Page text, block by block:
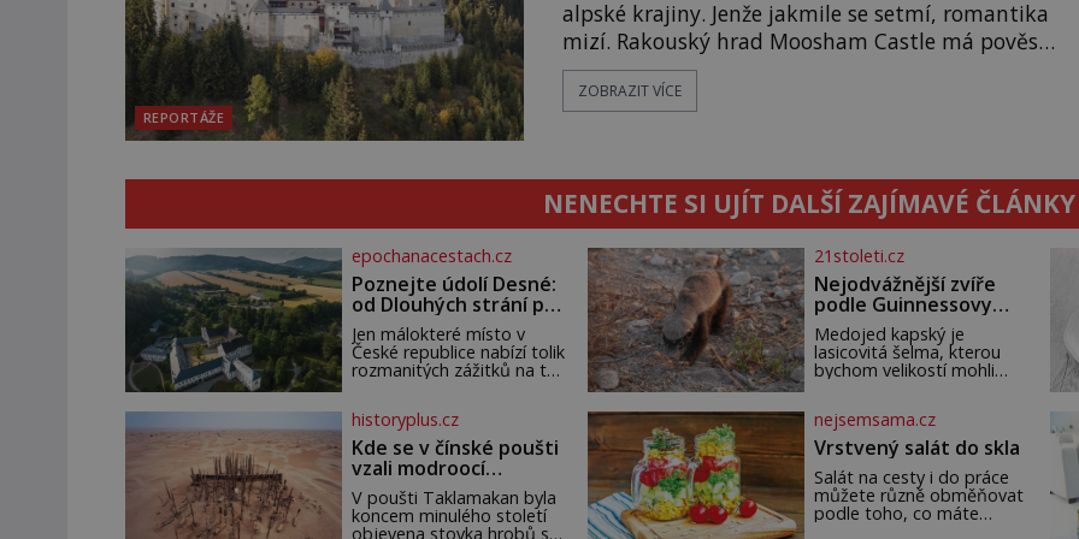
REPORTÁŽE
alpské krajiny. Jenže jakmile se setmí, romantika
mizí. Rakouský hrad Moosham Castle má pověst
nejděsivějšího domu v celé zemi. Lidé tu údajně
slyší kroky v prázdných chodbách, šeptání ze zdí i
dodnes nepodařilo vysvětlit. Kamenný hrad stojí
v horách Salcburska u
ZOBRAZIT VÍCE
NENECHTE SI UJÍT DALŠÍ ZAJÍMAVÉ ČLÁNKY
epochanacestach.cz
Poznejte údolí Desné:
od Dlouhých strání po
termální prameny
Jen málokteré místo v
České republice nabízí tolik
rozmanitých zážitků na tak
Jeseníků. Během jediného
dne můžete nahlédnout
do útrob jedné z
nejvýznamnějších vodních
elektráren v Evropě, vydat
se na horské hřebeny,
projet se na koloběžce a
21stoleti.cz
Nejodvážnější zvíře
podle Guinnessovy
knihy rekordů?
Šelmička s pruhem na
hřbetě!
Medojed kapský je
lasicovitá šelma, kterou
bychom velikostí mohli
nebojácná, ostatně bývá
označována za
nejodvážnější zvíře vůbec.
V této souvislosti je
dokonc
historyplus.cz
Kde se v čínské poušti
vzali modroocí
blonďáci?
V poušti Taklamakan byla
koncem minulého století
objevena stovka hrobů s
nejsemsama.cz
Vrstvený salát do skla
Salát na cesty i do práce
můžete různě obměňovat
podle toho, co máte